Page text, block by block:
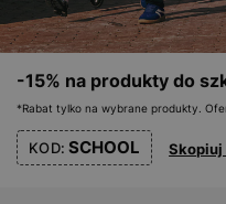
-15% na produkty do
*Rabat tylko na wybrane produkty.
KOD: SCHOOL Skopiuj